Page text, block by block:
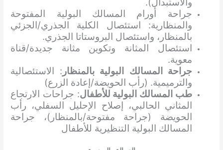
والاستبدال).
جراحة أورام المسالك البولية المفتوحة
والمنظارية: استئصال الكلية الجذري/الجزئي
بالمنظار، واستئصال البروستاتا الجذري.
استئصال المثانة وتكوين مثانة جديدة/قناة
معوية.
جراحة المسالك البولية بالمنظار : الاستئصالية
والترميمية. (رأب الحويضة/إعادة الزرع)
طب المسالك البولية للأطفال: جراحات الارتجاع
المثاني الحالبي، إصلاح الإحليل السفلي، رأب
الحويضة (جراحة مفتوحة/بالمنظار)، جراحة
المسالك البولية التنظيرية للأطفال